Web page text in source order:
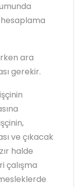
ara
gerekir.
ve çıkacak
halde
çalışma